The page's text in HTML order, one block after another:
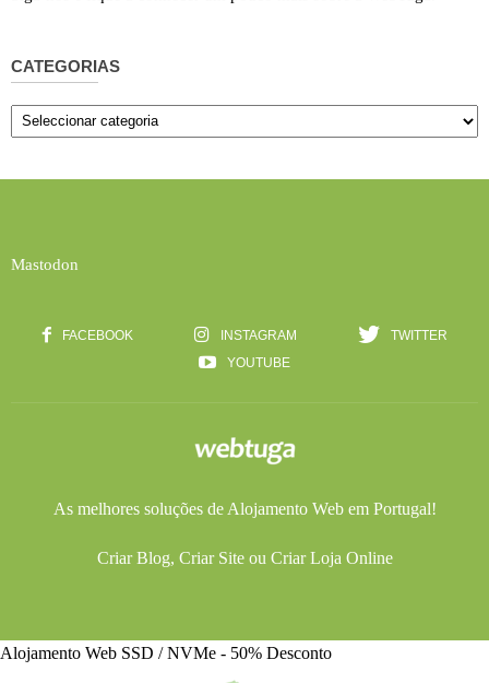
CATEGORIAS
Categorias
Mastodon
FACEBOOK INSTAGRAM
TWITTER
YOUTUBE
As melhores soluções de Alojamento Webem Portugal!
Criar Blog, Criar Siteou Criar Loja Online
Alojamento Web SSD / NVMe - 50% Desconto